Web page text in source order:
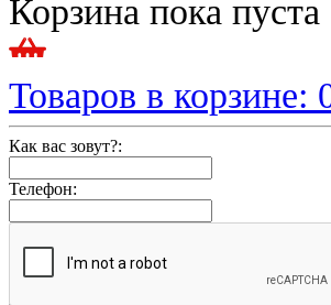
Корзина пока пуста
Товаров в корзине:
Как вас зовут?:
Телефон: